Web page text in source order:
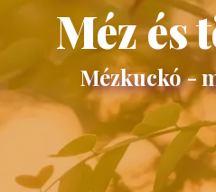
Méz és
Mézkuckó -